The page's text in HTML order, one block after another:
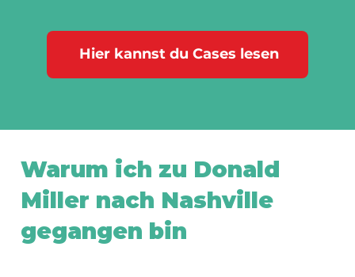
Hier kannst du Cases lesen
Warum ich zu Donald
Miller nach Nashville
gegangen bin